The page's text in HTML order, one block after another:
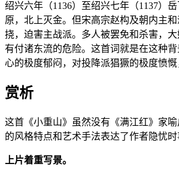
绍兴六年（1136）至绍兴七年（1137）
原，北上灭金。但宋高宗赵构及朝内主
挠，迫害主战派。多人被罢免和杀害，大
有付诸东流的危险。这首词就是在这种
心的极度郁闷，对投降派猖獗的极度愤慨
赏析
这首《小重山》虽然没有《满江红》家
的风格特点和艺术手法表达了作者隐忧时
上片着重写景。